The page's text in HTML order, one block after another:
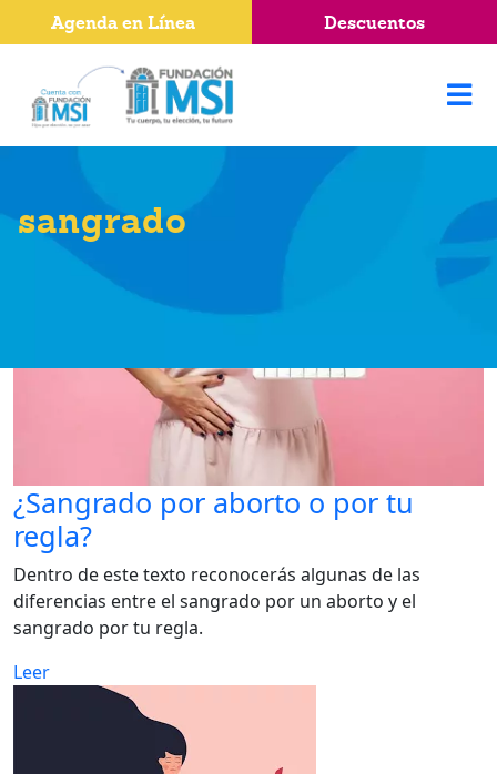
sangrado
¿Sangrado por aborto o por tu
regla?
Dentro de este texto reconocerás algunas de las
diferencias entre el sangrado por un aborto y el
sangrado por tu regla.
Leer
Agenda en Línea Descuentos